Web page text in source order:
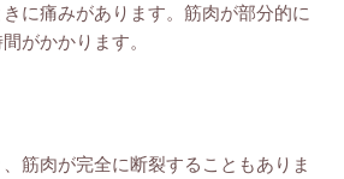
に痛みがあります。筋肉が部分的に
がかかります。
筋肉が完全に断裂することもありま